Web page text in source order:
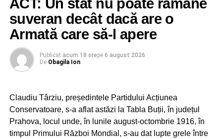
APCE
cu ce rezultate concrete vine pentru Uzina Mecanică
Mija, Uzina Automecanică Moreni și Uzina de Produse
Speciale Dragomirești”, precizează reprezentanții PSD
Dâmbovița.
Consideră social democrații din Dâmbovița că Irinel
desfășoară activitatea în cadrul unităților din industria de
apărare la câteva întrebări esențiale:
– Câte contracte finanțate prin Programul SAFE vor
ajunge la cele trei uzine?
ACT: Un stat nu poate rămâne
suveran decât dacă are o
Armată care să-l apere
Publicat acum 18 orepe 6 august 2026
De Obagila Ion
Claudiu Târziu, președintele Partidului Acțiunea
Conservatoare, s-a aflat astăzi la Tabla Buții, în județul
Prahova, locul unde, în lunile august-octombrie 1916, în
timpul Primului Război Mondial, s-au dat lupte grele între